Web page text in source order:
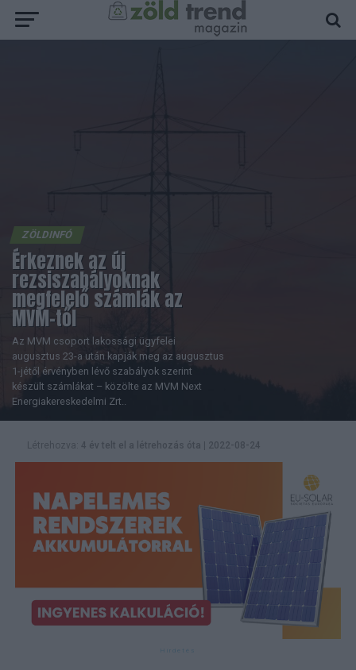
ZÖLDINFÓ
Érkeznek az új
rezsiszabályoknak
megfelelő számlák az
MVM-től
Az MVM csoport lakossági ügyfelei
augusztus 23-a után kapják meg az augusztus
1-jétől érvényben lévő szabályok szerint
készült számlákat – közölte az MVM Next
Energiakereskedelmi Zrt..
Létrehozva: 4 év telt el a létrehozás óta 2022-08-24